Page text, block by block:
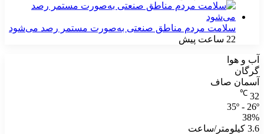
سلامت مردم مناطق صنعتی به‌صورت مستمر رصد می‌شود
22 ساعت پیش
آب و هوا
گرگان
آسمان صاف
32
℃
35º - 26º
38%
3.6 کیلومتر/ساعت